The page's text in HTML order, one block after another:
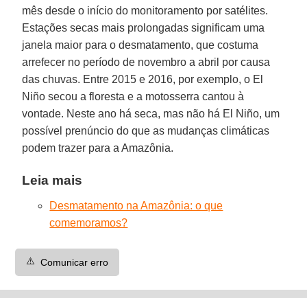
mês desde o início do monitoramento por satélites.
Estações secas mais prolongadas significam uma
janela maior para o desmatamento, que costuma
arrefecer no período de novembro a abril por causa
das chuvas. Entre 2015 e 2016, por exemplo, o El
Niño secou a floresta e a motosserra cantou à
vontade. Neste ano há seca, mas não há El Niño, um
possível prenúncio do que as mudanças climáticas
podem trazer para a Amazônia.
Leia mais
Desmatamento na Amazônia: o que
comemoramos?
⚠️ Comunicar erro